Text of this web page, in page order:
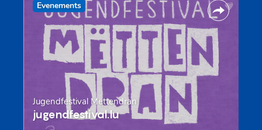
Evenements
Jugendfestival Mëttendran
jugendfestival.lu